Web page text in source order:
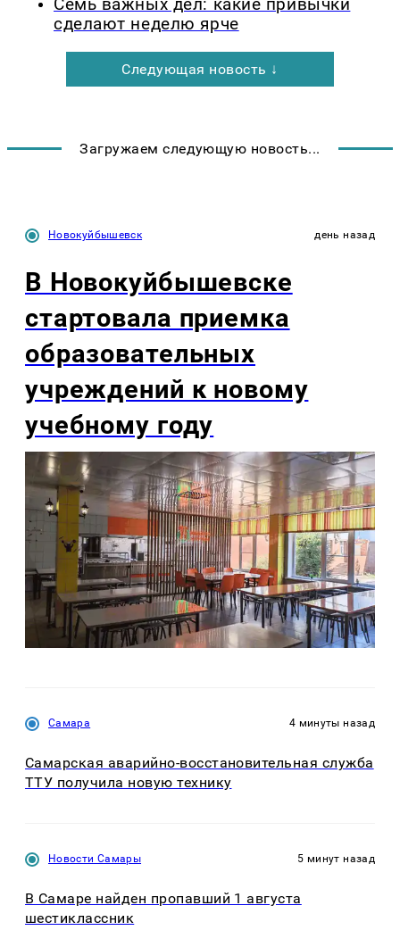
Семь важных дел: какие привычки
сделают неделю ярче
Следующая новость ↓
Загружаем следующую новость...
Новокуйбышевск день назад
В Новокуйбышевске
стартовала приемка
образовательных
учреждений к новому
учебному году
Самара 4 минуты назад
Самарская аварийно-восстановительная служба
ТТУ получила новую технику
Новости Самары 5 минут назад
В Самаре найден пропавший 1 августа
шестиклассник